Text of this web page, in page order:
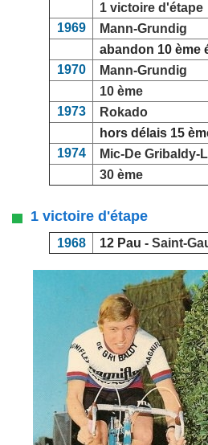
1 victoire d'étape
1969
Mann-Grundig
abandon 10 ème
1970
Mann-Grundig
10 ème
1973
Rokado
hors délais 15
1974
Mic-De Gribaldy-
30 ème
1 victoire d'étape
1968 12 Pau - Saint-